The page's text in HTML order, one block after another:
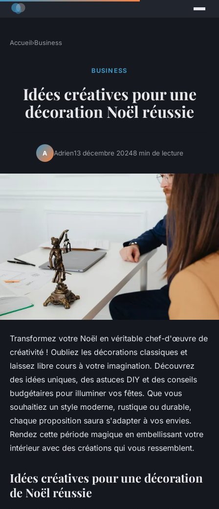
Accueil›Business
BUSINESS
Idées créatives pour une
décoration Noël réussie
A Adrien13 décembre 20248 min de lecture
Transformez votre Noël en véritable chef-d'œuvre de
créativité ! Oubliez les décorations classiques et
laissez libre cours à votre imagination. Découvrez
des idées uniques, des astuces DIY et des conseils
budgétaires pour illuminer vos fêtes. Que vous
souhaitiez un style moderne, rustique ou durable,
chaque proposition saura s'adapter à vos envies.
Rendez cette période magique en embellissant votre
intérieur avec des créations qui vous ressemblent.
Idées créatives pour une décoration
de Noël réussie